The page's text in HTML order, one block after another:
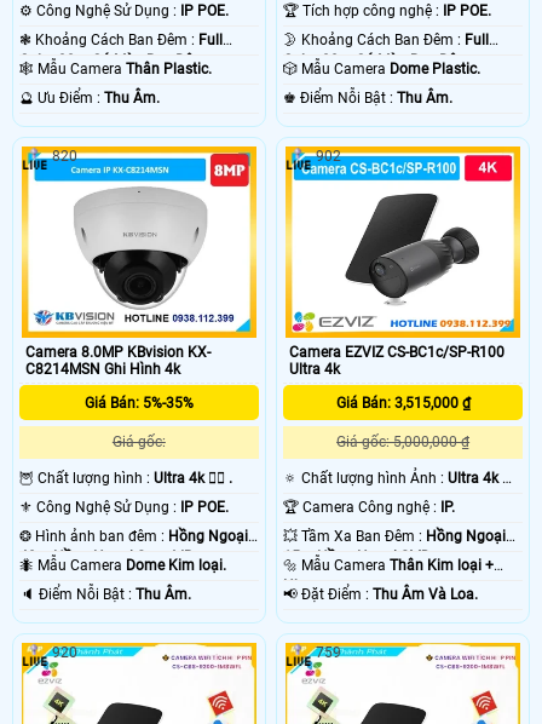
⚙ Công Nghệ Sử Dụng : IP POE.
❃ Khoảng Cách Ban Đêm : Full
Color 30m Có Màu Ban Ðêm.
🕸️ Mẫu Camera Thân Plastic.
️🔮 Ưu Điểm : Thu Âm.
🏆 Tích hợp công nghệ : IP POE.
🌛 Khoảng Cách Ban Đêm : Full
Color 30m Có Màu Ban Ðêm.
🎲 Mẫu Camera Dome Plastic.
️♚ Điểm Nỗi Bật :Thu Âm.
Camera 8.0MP KBvision KX-
C8214MSN Ghi Hình 4k
Giá Bán: 5%-35%
Giá gốc:
🦉 Chất lượng hình : Ultra 4k 👍🏾 .
⚜️ Công Nghệ Sử Dụng :
IP POE.
❂ Hình ảnh ban đêm : Hồng Ngoại
40m Hồng Ngoại Smart IR.
🐜 Mẫu Camera Dome Kim loại.
️🔈 Điểm Nỗi Bật : Thu Âm.
820
Camera EZVIZ CS-BC1c/SP-R100
Ultra 4k
Giá Bán: 3,515,000 ₫
Giá gốc: 5,000,000 ₫
🔅 Chất lượng hình Ảnh :Ultra 4k 👍🏾
.
🏆 Camera Công nghệ :
IP.
💥 Tầm Xa Ban Đêm : Hồng Ngoại
15m Hồng Ngoại SMD.
🔩 Mẫu CameraThân Kim loại +
Nhựa.
️📢 Đặt Điểm :Thu Âm Và Loa.
902
920 759